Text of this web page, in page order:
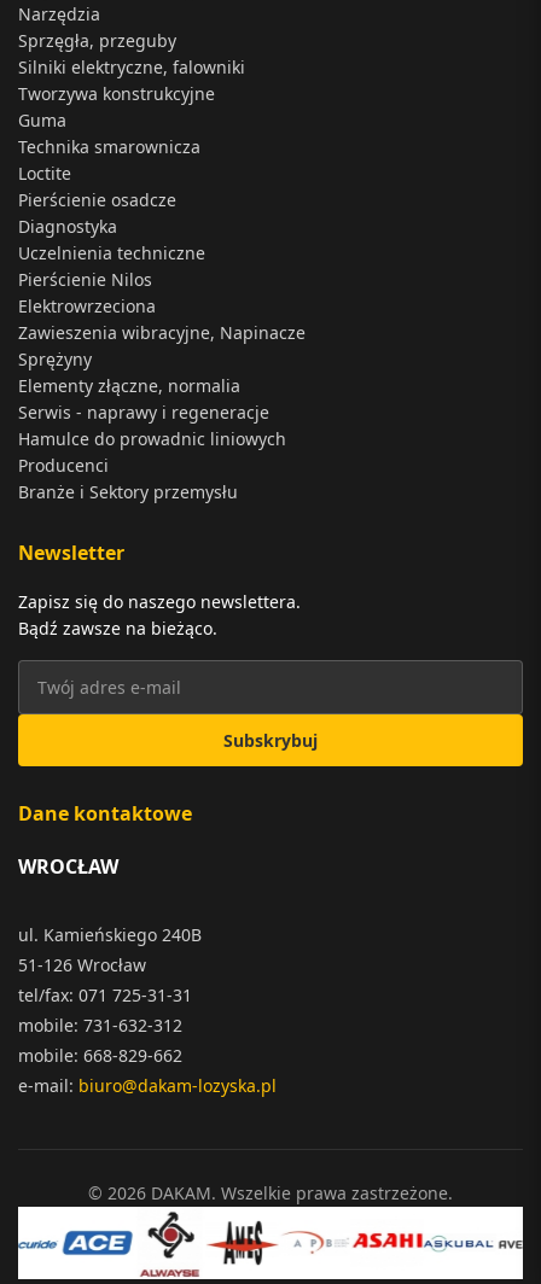
Narzędzia
Sprzęgła, przeguby
Silniki elektryczne, falowniki
Tworzywa konstrukcyjne
Guma
Technika smarownicza
Loctite
Pierścienie osadcze
Diagnostyka
Uczelnienia techniczne
Pierścienie Nilos
Elektrowrzeciona
Zawieszenia wibracyjne, Napinacze
Sprężyny
Elementy złączne, normalia
Serwis - naprawy i regeneracje
Hamulce do prowadnic liniowych
Producenci
Branże i Sektory przemysłu
Newsletter
Zapisz się do naszego newslettera.
Bądź zawsze na bieżąco.
Subskrybuj
Dane kontaktowe
WROCŁAW
ul. Kamieńskiego 240B
51-126 Wrocław
tel/fax: 071 725-31-31
mobile: 731-632-312
mobile: 668-829-662
e-mail: biuro@dakam-lozyska.pl
© 2026 DAKAM. Wszelkie prawa zastrzeżone.